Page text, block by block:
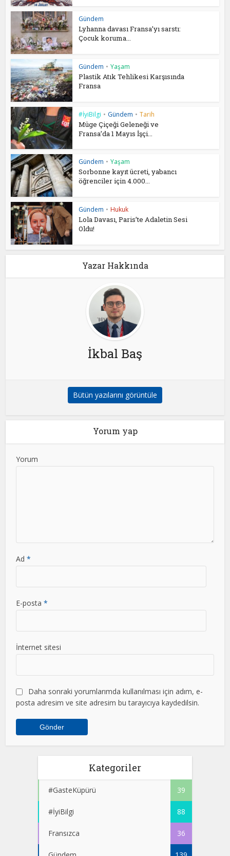
Gündem
Lyhanna davası Fransa’yı sarstı:
Çocuk koruma...
Gündem • Yaşam
Plastik Atık Tehlikesi Karşısında
Fransa
#İyiBilgi • Gündem • Tarih
Müge Çiçeği Geleneği ve
Fransa’da 1 Mayıs İşçi...
Gündem • Yaşam
Sorbonne kayıt ücreti, yabancı
öğrenciler için 4.000...
Gündem • Hukuk
Lola Davası, Paris’te Adaletin Sesi
Oldu!
Yazar Hakkında
İkbal Baş
Bütün yazılarını görüntüle
Yorum yap
Yorum
Ad*
E-posta*
İnternet sitesi
Daha sonraki yorumlarımda kullanılması için adım, e-
posta adresim ve site adresim bu tarayıcıya kaydedilsin.
Kategoriler
#GasteKüpürü 39
#İyiBilgi 88
Fransızca 36